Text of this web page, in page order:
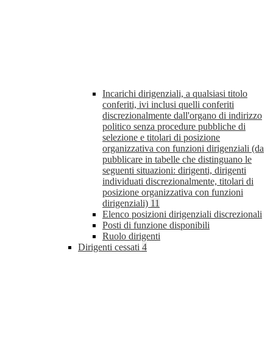
Incarichi dirigenziali, a qualsiasi titolo
conferiti, ivi inclusi quelli conferiti
discrezionalmente dall'organo di indirizzo
politico senza procedure pubbliche di
selezione e titolari di posizione
organizzativa con funzioni dirigenziali (da
pubblicare in tabelle che distinguano le
seguenti situazioni: dirigenti, dirigenti
individuati discrezionalmente, titolari di
posizione organizzativa con funzioni
dirigenziali) 11
Elenco posizioni dirigenziali discrezionali
Posti di funzione disponibili
Ruolo dirigenti
Dirigenti cessati 4